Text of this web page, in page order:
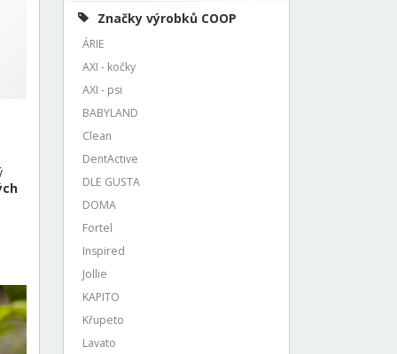
Značky výrobků COOP
ÁRIE
AXI - kočky
AXI - psi
BABYLAND
Clean
DentActive
DLE GUSTA
DOMA
Fortel
Inspired
Jollie
KAPITO
Křupeto
Lavato